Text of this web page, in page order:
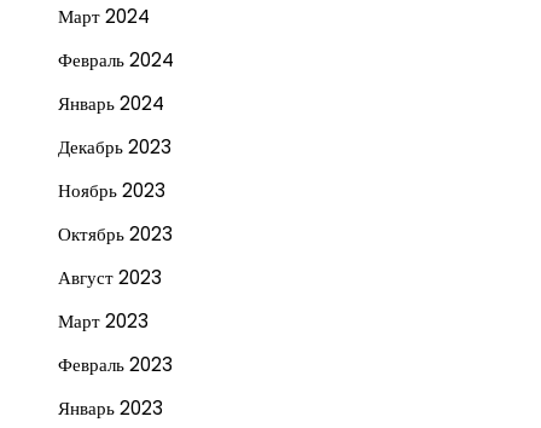
Март 2024
Февраль 2024
Январь 2024
Декабрь 2023
Ноябрь 2023
Октябрь 2023
Август 2023
Март 2023
Февраль 2023
Январь 2023